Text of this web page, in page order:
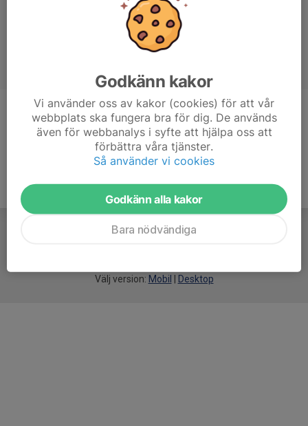
Ålder 23 år
Välj version: Mobil Desktop
Godkänn kakor
Vi använder oss av kakor (cookies) för att vår
webbplats ska fungera bra för dig. De används
även för webbanalys i syfte att hjälpa oss att
förbättra våra tjänster.
Så använder vi cookies
Godkänn alla kakor
Bara nödvändiga